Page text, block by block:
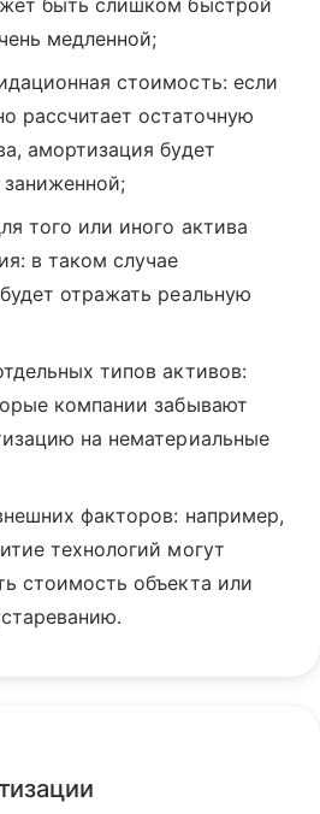
быть слишком быстрой
медленной;
стоимость: если
рассчитает остаточную
амортизация будет
того или иного актива
в таком случае
отражать реальную
типов активов:
компании забывают
на нематериальные
факторов: например,
технологий могут
стоимость объекта или